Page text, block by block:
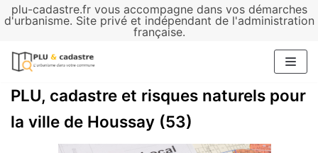
plu-cadastre.fr vous accompagne dans vos démarches
d'urbanisme. Site privé et indépendant de l'administration
française.
Aller
contenu
PLU, cadastre et risques naturels pour
la ville de Houssay (53)